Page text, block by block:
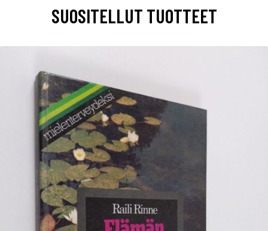
SUOSITELLUT TUOTTEET